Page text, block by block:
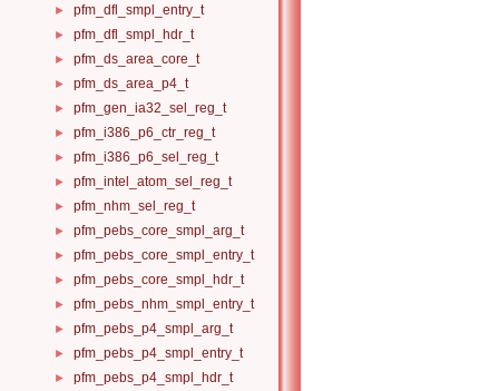
► pfm_dfl_smpl_entry_t
► pfm_dfl_smpl_hdr_t
► pfm_ds_area_core_t
► pfm_ds_area_p4_t
► pfm_gen_ia32_sel_reg_t
► pfm_i386_p6_ctr_reg_t
► pfm_i386_p6_sel_reg_t
► pfm_intel_atom_sel_reg_t
► pfm_nhm_sel_reg_t
► pfm_pebs_core_smpl_arg_t
► pfm_pebs_core_smpl_entry_t
► pfm_pebs_core_smpl_hdr_t
► pfm_pebs_nhm_smpl_entry_t
► pfm_pebs_p4_smpl_arg_t
► pfm_pebs_p4_smpl_entry_t
► pfm_pebs_p4_smpl_hdr_t